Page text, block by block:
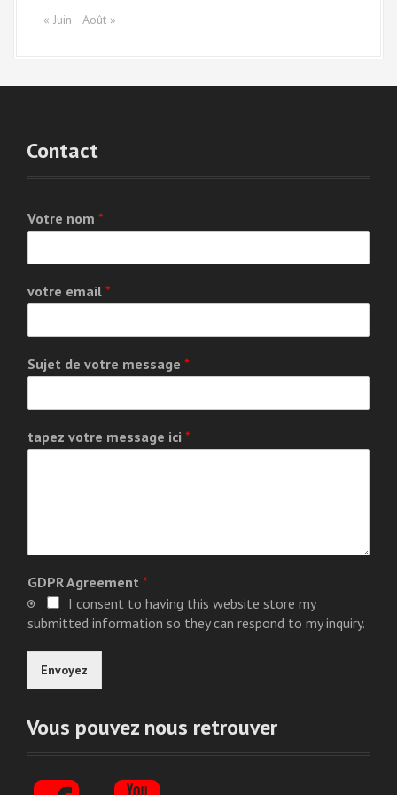
« Juin Août »
Contact
Votre nom *
votre email *
Sujet de votre message *
tapez votre message ici *
GDPR Agreement *
I consent to having this website store my
submitted information so they can respond to my inquiry.
Envoyez
Vous pouvez nous retrouver
F Y